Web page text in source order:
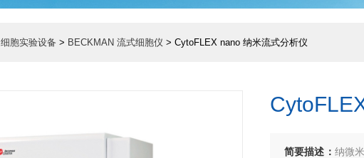
细胞实验设备 > BECKMAN 流式细胞仪 > CytoFLEX nano 纳米流式分析仪
简要描述： 纳微